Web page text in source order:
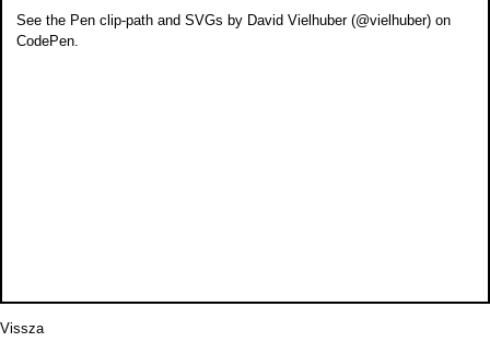
See the Penclip-path and SVGs by David Vielhuber (@vielhuber) on
CodePen
Vissza